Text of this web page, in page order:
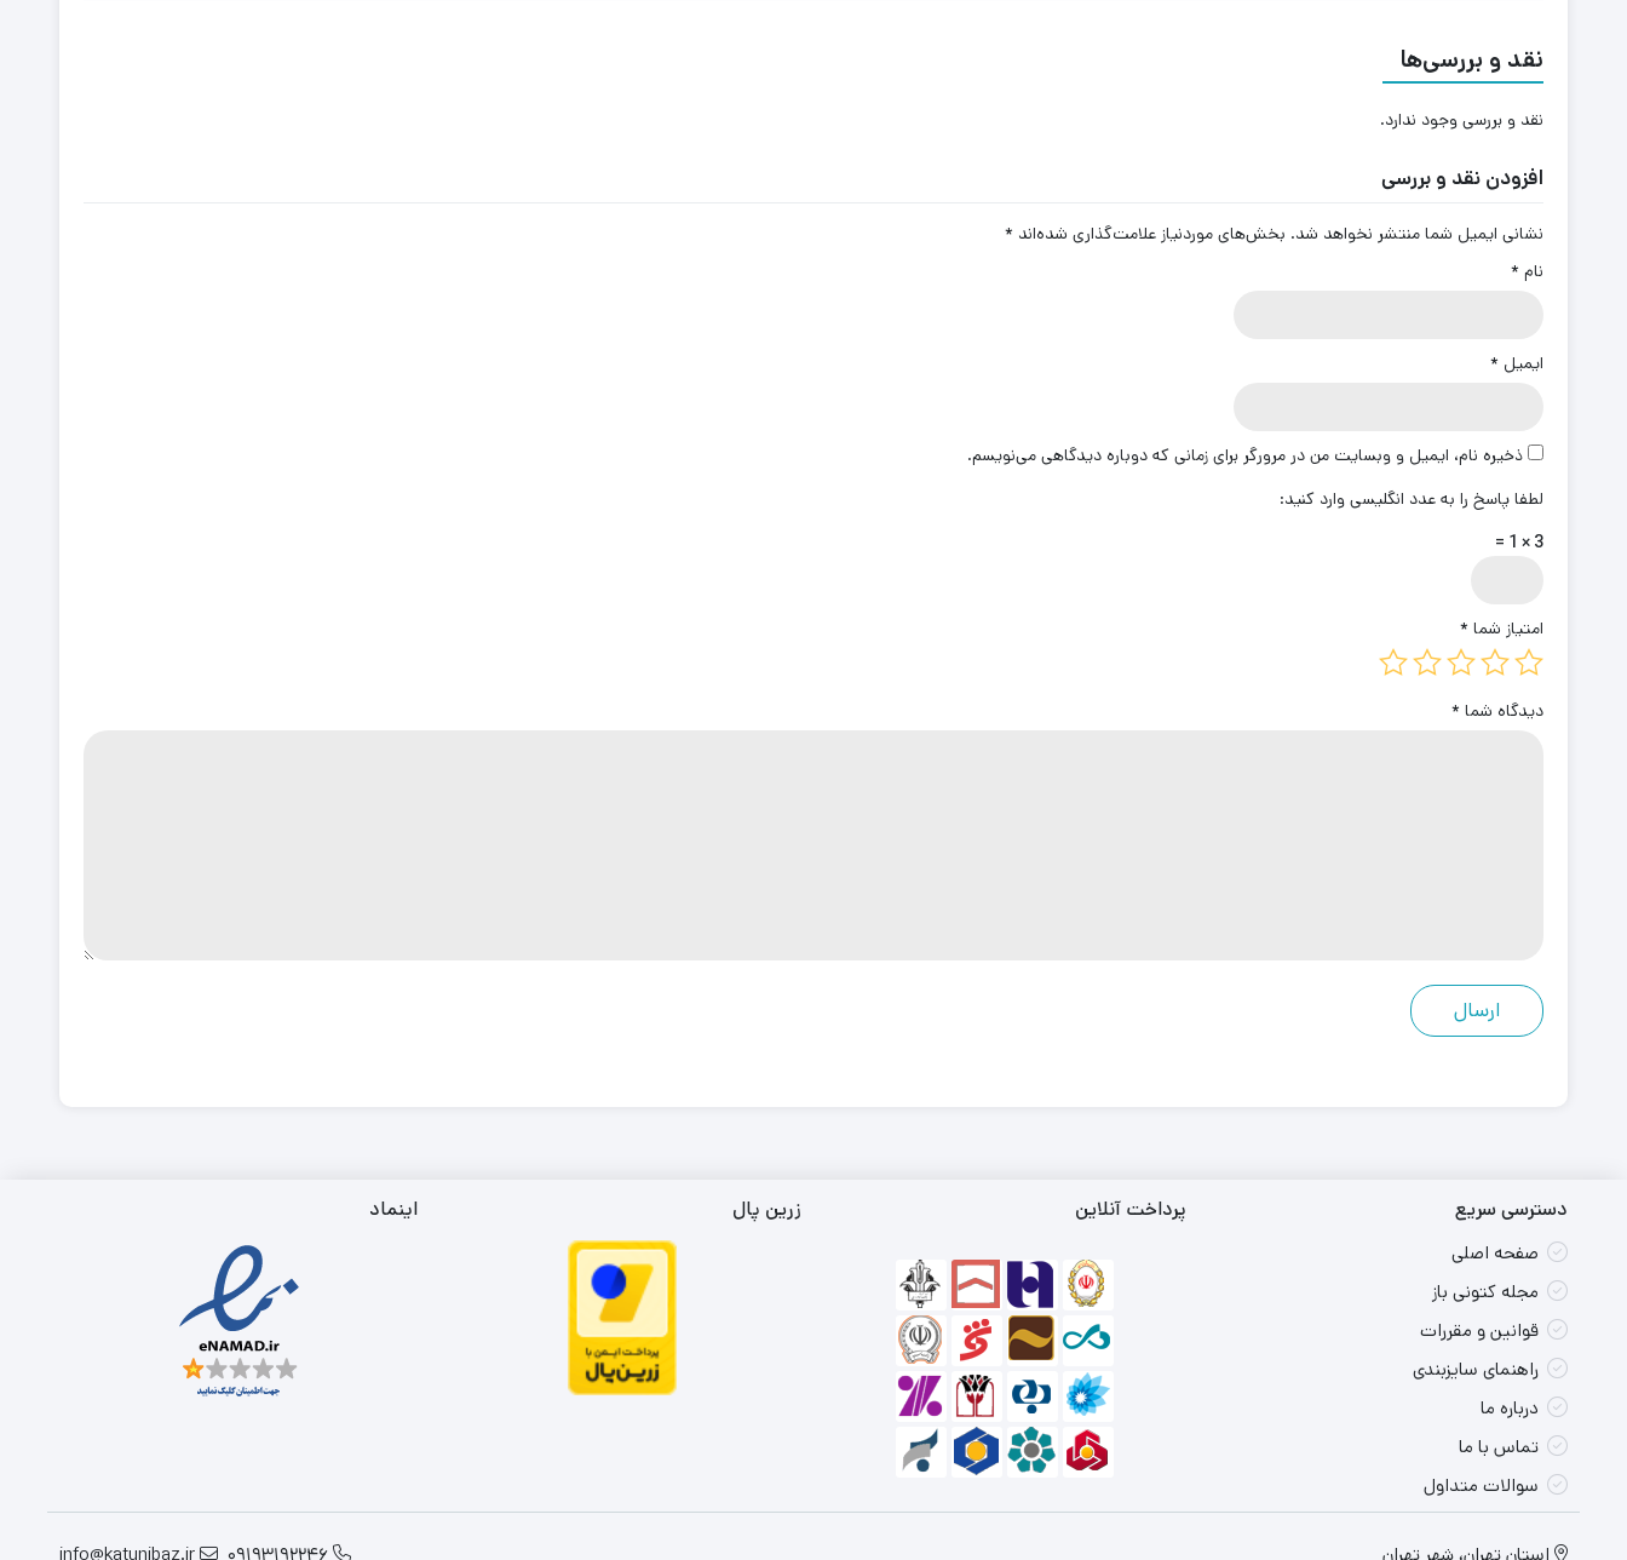
نقد و بررسی‌ها
نقد و بررسی وجود ندارد.
افزودن نقد و بررسی
نشانی ایمیل شما منتشر نخواهد شد. بخش‌های موردنیاز علامت‌گذاری شده‌اند *
نام *
ایمیل *
ذخیره نام، ایمیل و وبسایت من در مرورگر برای زمانی که دوباره دیدگاهی می‌نویسم.
لطفا پاسخ را به عدد انگلیسی وارد کنید:
3 × 1 =
امتیاز شما *
دیدگاه شما *
دسترسی سریع
صفحه اصلی
مجله کتونی باز
قوانین و مقررات
راهنمای سایزبندی
درباره ما
تماس با ما
سوالات متداول
پرداخت آنلاین زرین پال اینماد
استان تهران، شهر تهران 09193192246
info@katunibaz.ir